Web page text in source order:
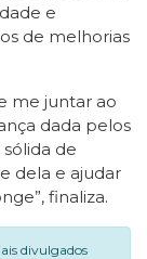
e
de melhorias
me juntar ao
dada pelos
de
dela e ajudar
finaliza.
divulgados